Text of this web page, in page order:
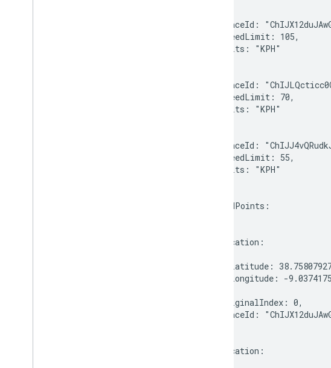
placeId:
      speedLimit: 105,
      units: "KPH"
placeId:
      speedLimit: 70,
      units: "KPH"
placeId:
      speedLimit: 55,
      units: "KPH"
  snappedPoints:
      location:
latitude:
longitude: -
      originalIndex: 0,
placeId:
      location: